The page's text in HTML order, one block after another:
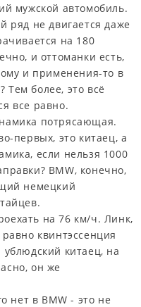
мужской автомобиль.
ряд не двигается даже
на 180
и оттоманки есть,
и применения-то в
Тем более, это всё
все равно.
потрясающая.
первых, это китаец, а
если нельзя 1000
BMW, конечно,
немецкий
на 76 км/ч. Линк,
квинтэссенция
китаец, на
он же
нет в BMW - это не